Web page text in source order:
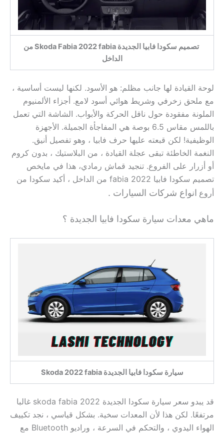
تصميم سكودا فابيا الجديدة Skoda Fabia 2022 fabia من
الداخل
لوحة القيادة لها جانب مظلم: هو الأسود. لكنها ليست أساسية ،
مع ملحق زخرفي وشريط هوائي أسود لامع. أجزاء الألمنيوم
الملونة مفقودة حول ناقل الحركة والأبواب. الشاشة التي تعمل
باللمس مقاس 6.5 بوصة هي المفاجأة الجميلة. الأجهزة
الوظيفية! لكن قبعته عليها حرف فابيا ، وهو تفصيل أنيق.
النغمة الخاطئة تبقى عجلة القيادة ، من البلاستيك ، بدون كروم
أو أزرار على الفروع. تنجيد قماش رمادي، هذا في مايخص
تصميم سكودا فابيا 2022 fabia من الداخل ، أكيد سكودا من
أروع انواع شركات السيارات .
ماهي معدات سيارة سكودا فابيا الجديدة ؟
سيارة سكودا فابيا الجديدة Skoda 2022 fabia
قد يبدو سعر سيارة سكودا الجديدة skoda fabia 2022 غالبا
مرتفعًا. لكن هذا لأن المعدات سخية. بشكل قياسي ، نجد تكييف
الهواء اليدوي ، والتحكم في السرعة ، وراديو Bluetooth مع